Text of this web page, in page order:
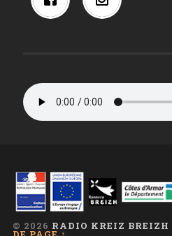
© 2026 RADIO KREIZ BREIZH